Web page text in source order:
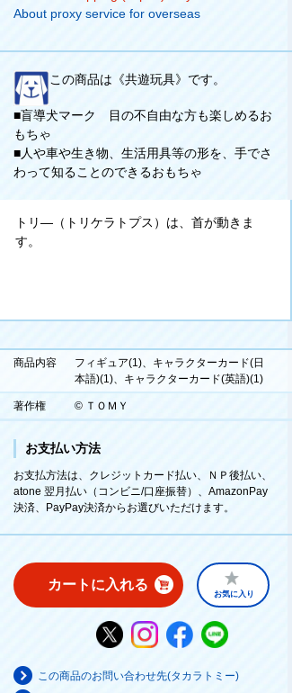
About proxy service for overseas
この商品は《共遊玩具》です。
■盲導犬マーク 目の不自由な方も楽しめるお
もちゃ
■人や車や生き物、生活用具等の形を、手でさ
わって知ることのできるおもちゃ
トリ―（トリケラトプス）は、首が動きま
す。
商品内容
フィギュア(1)、キャラクターカード(日
本語)(1)、キャラクターカード(英語)(1)
著作権 © ＴＯＭＹ
お支払い方法
お支払方法は、クレジットカード払い、ＮＰ後払い、
atone 翌月払い（コンビニ/口座振替）、AmazonPay
決済、PayPay決済からお選びいただけます。
カートに入れる
お気に入り
この商品のお問い合わせ先(タカラトミー)